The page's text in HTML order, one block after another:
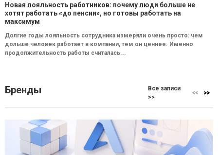
Новая лояльность работников: почему люди больше не
хотят работать «до пенсии», но готовы работать на
максимум
Долгие годы лояльность сотрудника измеряли очень просто: чем
дольше человек работает в компании, тем он ценнее. Именно
продолжительность работы считалась...
Бренды
Все записи
>>